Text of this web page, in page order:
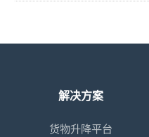
解决方案
货物升降平台